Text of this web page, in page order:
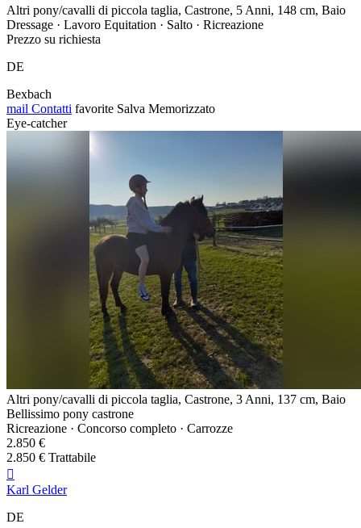
Altri pony/cavalli di piccola taglia, Castrone, 5 Anni, 148 cm, Baio
Dressage · Lavoro Equitation · Salto · Ricreazione
Prezzo su richiesta
DE
Bexbach
mail Contatti favorite Salva Memorizzato
Eye-catcher
Altri pony/cavalli di piccola taglia, Castrone, 3 Anni, 137 cm, Baio
Bellissimo pony castrone
Ricreazione · Concorso completo · Carrozze
2.850 €
2.850 € Trattabile

Karl Gelder
DE